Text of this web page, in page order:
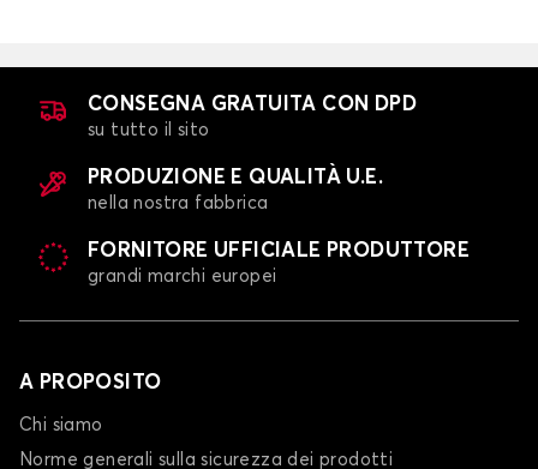
Tappetini per
PORSCHE
Tappetini per
CONSEGNA GRATUITA CON DPD
su tutto il sito
PRODUZIONE E QUALITÀ U.E.
nella nostra fabbrica
FORNITORE UFFICIALE PRODUTTORE
grandi marchi europei
A PROPOSITO
Chi siamo
Norme generali sulla sicurezza dei prodotti